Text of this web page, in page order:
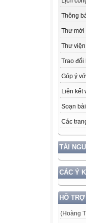
Thông
Thư mời
Thư
Trao đổi
Góp ý
Liên kết
Soạn
Các
TÀI
CÁC Ý
HỖ
(Hoàng